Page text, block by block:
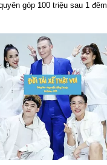
góp 100 triệu sau 1 đêm